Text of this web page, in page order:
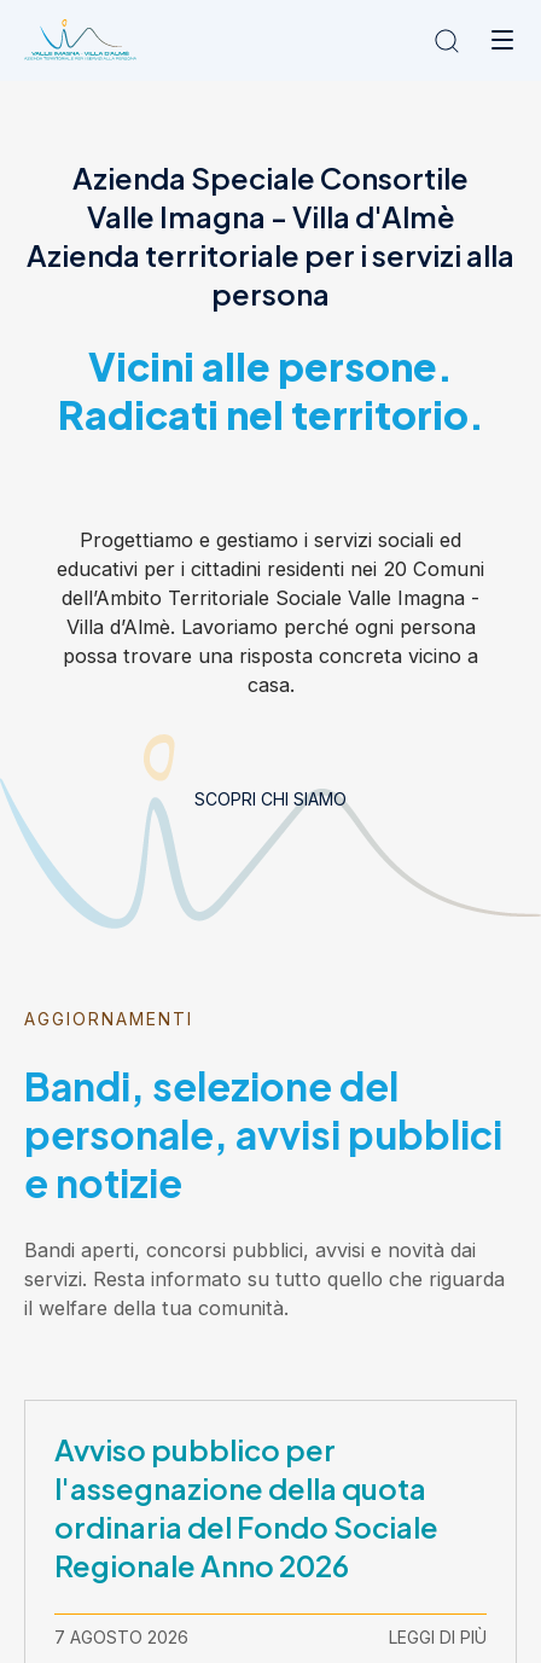
L'Ambito
Cosa facciamo
News
Amministrazione trasparente
Azienda Speciale Consortile
Valle Imagna - Villa d'Almè
Azienda territoriale per i servizi alla
persona
Vicini alle persone.
Radicati nel territorio.
Progettiamo e gestiamo i servizi sociali ed
educativi per i cittadini residenti nei 20 Comuni
dell’Ambito Territoriale Sociale Valle Imagna -
Villa d’Almè. Lavoriamo perché ogni persona
possa trovare una risposta concreta vicino a
casa.
SCOPRI CHI SIAMO
AGGIORNAMENTI
Bandi, selezione del
personale, avvisi pubblici
e notizie
Bandi aperti, concorsi pubblici, avvisi e novità dai
servizi. Resta informato su tutto quello che riguarda
il welfare della tua comunità.
Avviso pubblico per
l'assegnazione della quota
ordinaria del Fondo Sociale
Regionale Anno 2026
7 AGOSTO 2026 LEGGI DI PIÙ